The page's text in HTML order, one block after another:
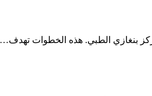
⁢بنغازي الطبي. هذه الخطوات تهدف…